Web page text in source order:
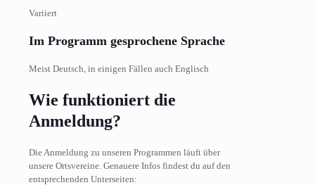
Variiert
Im Programm gesprochene Sprache
Meist Deutsch, in einigen Fällen auch Englisch
Wie funktioniert die
Anmeldung?
Die Anmeldung zu unseren Programmen läuft über
unsere Ortsvereine. Genauere Infos findest du auf den
entsprechenden Unterseiten: